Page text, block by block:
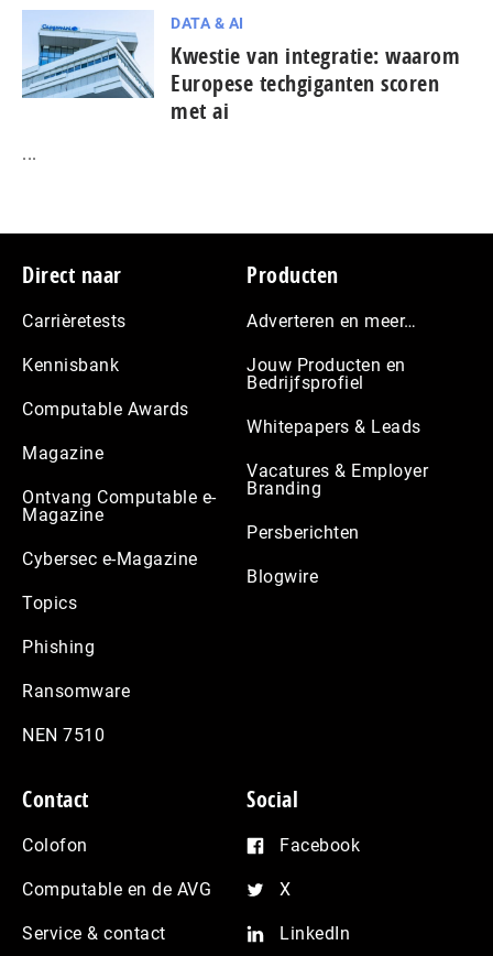
DATA & AI
Kwestie van integratie: waarom
Europese tech­gi­gan­ten scoren
met ai
...
Footer
Direct naar
Carrièretests
Kennisbank
Computable Awards
Magazine
Ontvang Computable e-
Magazine
Cybersec e-Magazine
Topics
Phishing
Ransomware
NEN 7510
Producten
Adverteren en meer…
Jouw Producten en
Bedrijfsprofiel
Whitepapers & Leads
Vacatures & Employer
Branding
Persberichten
Blogwire
Contact
Colofon
Computable en de AVG
Service & contact
Social
Facebook
X
LinkedIn